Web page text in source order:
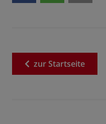
zurStartseite